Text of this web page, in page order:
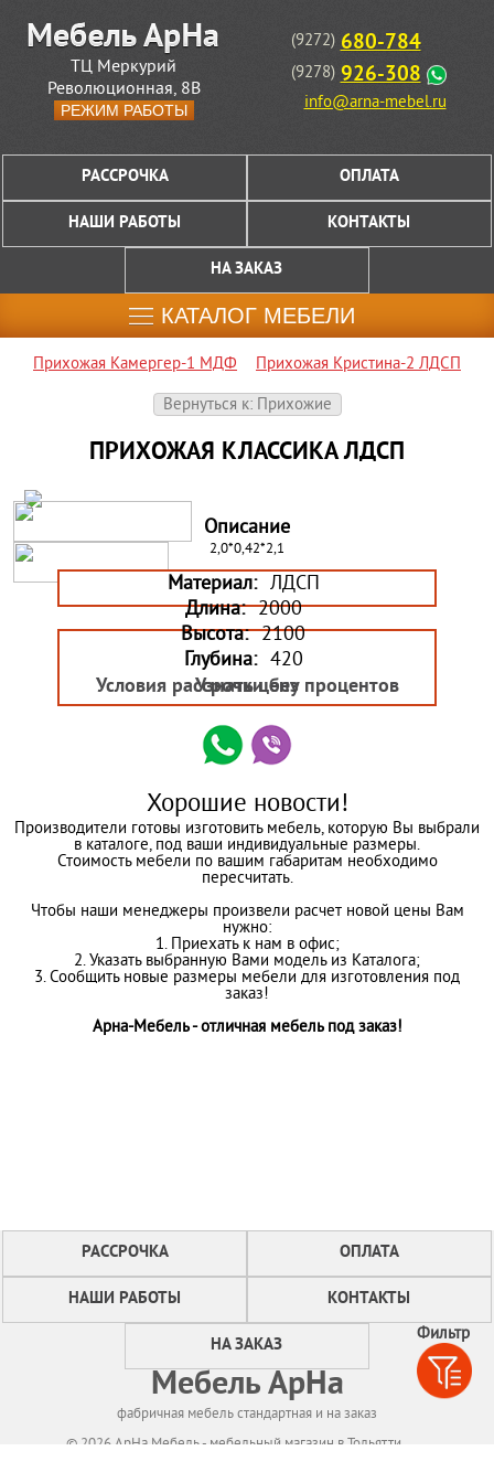
Фильтр
ТЦ Меркурий
Революционная, 8В
РЕЖИМ РАБОТЫ
(9272) 680-784
(9278) 926-308
info@arna-mebel.ru
РАССРОЧКА ОПЛАТА
НАШИ РАБОТЫ КОНТАКТЫ
НА ЗАКАЗ
КАТАЛОГ МЕБЕЛИ
Прихожая Камергер-1 МДФ
Прихожая Кристина-2 ЛДСП
Вернуться к: Прихожие
ПРИХОЖАЯ КЛАССИКА ЛДСП
Описание
2,0*0,42*2,1
Материал: ЛДСП
Длина: 2000
Высота: 2100
Глубина: 420
Узнать цену
Условия рассрочки без процентов
Хорошие новости!
Производители готовы изготовить мебель, которую Вы выбрали
в каталоге, под ваши индивидуальные размеры.
Стоимость мебели по вашим габаритам необходимо
пересчитать.
Чтобы наши менеджеры произвели расчет новой цены Вам
нужно:
1. Приехать к нам в офис;
2. Указать выбранную Вами модель из Каталога;
3. Сообщить новые размеры мебели для изготовления под
заказ!
Арна-Мебель - отличная мебель под заказ!
РАССРОЧКА ОПЛАТА
НАШИ РАБОТЫ КОНТАКТЫ
НА ЗАКАЗ
Мебель АрНа
фабричная мебель стандартная и на заказ
© 2026 АрНа Мебель - мебельный магазин в Тольятти